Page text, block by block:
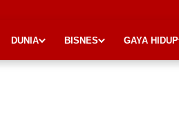
DUNIA BISNES GAYA HIDUP